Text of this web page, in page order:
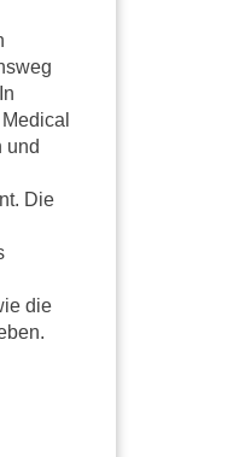
und
Die
die